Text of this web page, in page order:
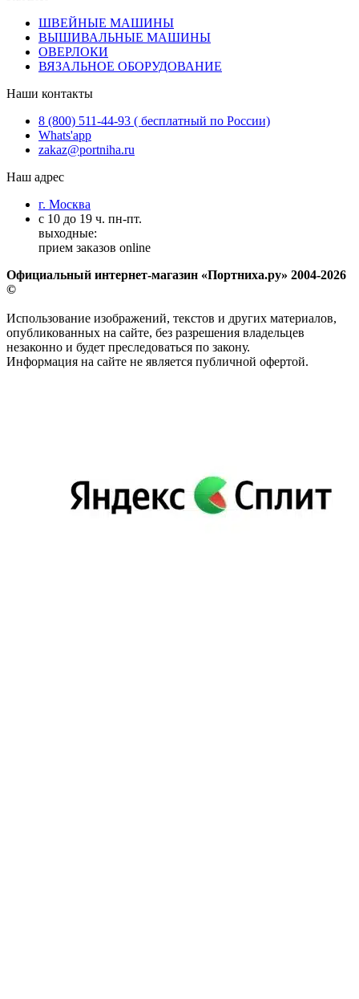
ШВЕЙНЫЕ МАШИНЫ
ВЫШИВАЛЬНЫЕ МАШИНЫ
ОВЕРЛОКИ
ВЯЗАЛЬНОЕ ОБОРУДОВАНИЕ
Наши контакты
8 (800) 511-44-93 ( бесплатный по России)
Whats'app
zakaz@portniha.ru
Наш адрес
г. Москва
с 10 до 19 ч. пн-пт.
выходные:
прием заказов online
Официальный интернет-магазин «Портниха.ру» 2004-2026
©
Использование изображений, текстов и других материалов,
опубликованных на сайте, без разрешения владельцев
незаконно и будет преследоваться по закону.
Информация на сайте не является публичной офертой.